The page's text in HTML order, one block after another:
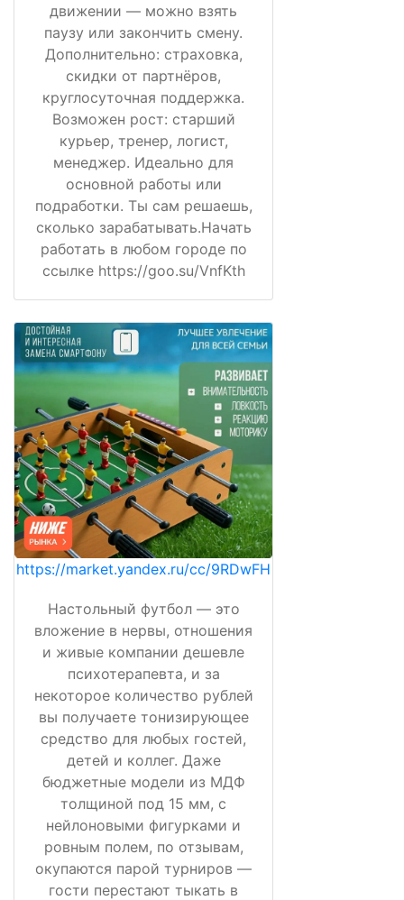
движении — можно взять
паузу или закончить смену.
Дополнительно: страховка,
скидки от партнёров,
круглосуточная поддержка.
Возможен рост: старший
курьер, тренер, логист,
менеджер. Идеально для
основной работы или
подработки. Ты сам решаешь,
сколько зарабатывать.Начать
работать в любом городе по
ссылке https://goo.su/VnfKth
https://market.yandex.ru/cc/9RDwFH
Настольный футбол — это
вложение в нервы, отношения
и живые компании дешевле
психотерапевта, и за
некоторое количество рублей
вы получаете тонизирующее
средство для любых гостей,
детей и коллег. Даже
бюджетные модели из МДФ
толщиной под 15 мм, с
нейлоновыми фигурками и
ровным полем, по отзывам,
окупаются парой турниров —
гости перестают тыкать в